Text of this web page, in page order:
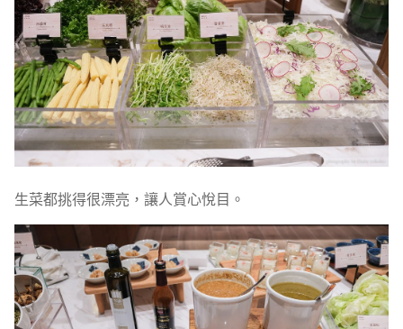
生菜都挑得很漂亮，讓人賞心悅目。